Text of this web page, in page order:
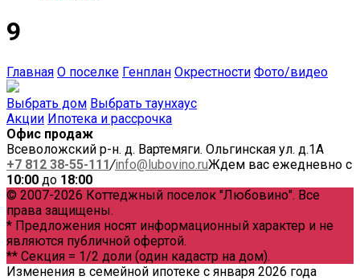
9
Главная О поселке Генплан Окрестности Фото/видео
Выбрать дом Выбрать таунхаус
Акции Ипотека и рассрочка
Офис продаж
Всеволожский р-н. д. Вартемяги. Ольгинская ул. д.1А
+7 812 38-55-111/info@lubovino.ruЖдем вас ежедневно с
10:00 до 18:00
© 2007-2026 Коттеджный поселок "Любовино". Все
права защищены.
* Предложения носят информационный характер и не
являются публичной офертой.
** Секция = 1/2 доли (один кадастр на дом).
Изменения в семейной ипотеке с января 2026 года